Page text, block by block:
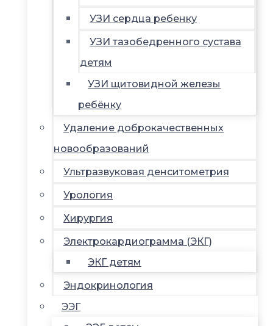
УЗИ сердца ребенку
УЗИ тазобедренного сустава
детям
УЗИ щитовидной железы
ребёнку
Удаление доброкачественных
новообразований
Ультразвуковая денситометрия
Урология
Хирургия
Электрокардиограмма (ЭКГ)
ЭКГ детям
Эндокринология
ЭЭГ